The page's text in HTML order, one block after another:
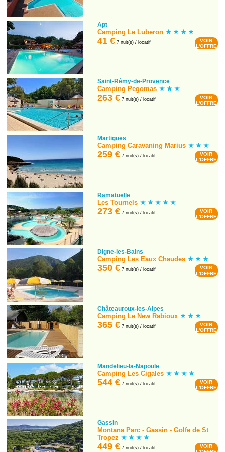
Apt
Camping Le Luberon
41 € 7 nuit(s) / locatif
VOIR
L'OFFRE
Saint-Rémy-de-Provence
Camping Pegomas
263 € 7 nuit(s) / locatif
VOIR
L'OFFRE
Martigues
Camping Caravaning Marius
259 € 7 nuit(s) / locatif
VOIR
L'OFFRE
Ramatuelle
Les Tournels
273 € 7 nuit(s) / locatif
VOIR
L'OFFRE
Digne-les-Bains
Camping Les Eaux Chaudes
350 € 7 nuit(s) / locatif
VOIR
L'OFFRE
Châteauroux-les-Alpes
Camping Le New Rabioux
365 € 7 nuit(s) / locatif
VOIR
L'OFFRE
Mandelieu-la-Napoule
Camping Les Cigales
544 € 7 nuit(s) / locatif
VOIR
L'OFFRE
Gassin
Montana Parc - Gassin - Golfe de St
Tropez
449 € 7 nuit(s) / locatif
VOIR